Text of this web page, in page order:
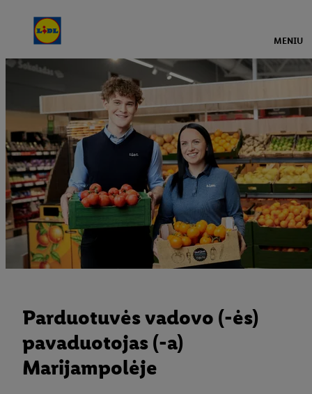
MENIU
Parduotuvės vadovo (-ės)
pavaduotojas (-a)
Marijampolėje